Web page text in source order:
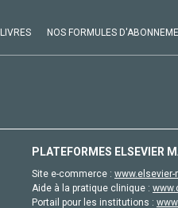
LIVRES NOS FORMULES
PLATEFORMES ELSEVIER
Site e-commerce :
Aide à la pratique clinique :
Portail pour les institutions :